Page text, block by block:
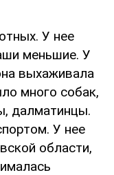
У нее
меньшие. У
выхаживала
много собак,
далматинцы.
У нее
области,